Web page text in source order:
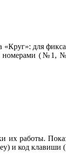
для
с номерами
их работы.
и код клавиши